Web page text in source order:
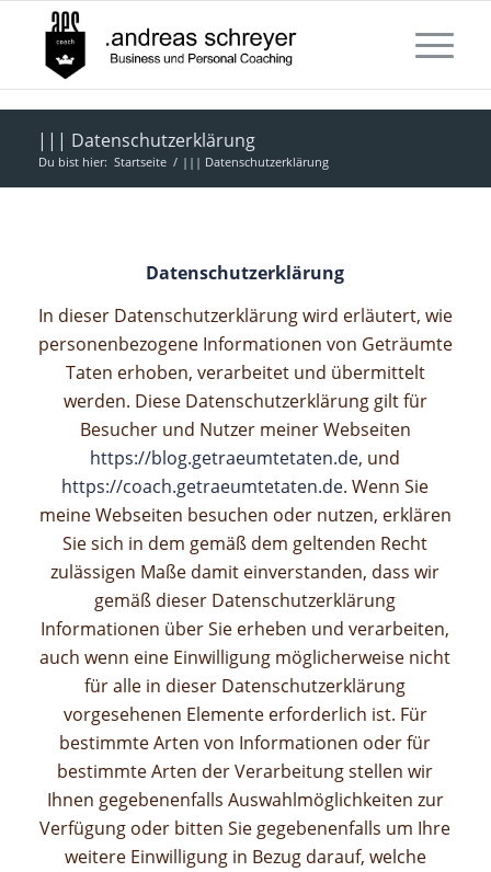
||| Datenschutzerklärung
Du bist hier: Startseite / ||| Datenschutzerklärung
Datenschutzerklärung
In dieser Datenschutzerklärung wird erläutert, wie
personenbezogene Informationen von Geträumte
Taten erhoben, verarbeitet und übermittelt
werden. Diese Datenschutzerklärung gilt für
Besucher und Nutzer meiner Webseiten
https://blog.getraeumtetaten.de, und
https://coach.getraeumtetaten.de. Wenn Sie
meine Webseiten besuchen oder nutzen, erklären
Sie sich in dem gemäß dem geltenden Recht
zulässigen Maße damit einverstanden, dass wir
gemäß dieser Datenschutzerklärung
Informationen über Sie erheben und verarbeiten,
auch wenn eine Einwilligung möglicherweise nicht
für alle in dieser Datenschutzerklärung
vorgesehenen Elemente erforderlich ist. Für
bestimmte Arten von Informationen oder für
bestimmte Arten der Verarbeitung stellen wir
Ihnen gegebenenfalls Auswahlmöglichkeiten zur
Verfügung oder bitten Sie gegebenenfalls um Ihre
weitere Einwilligung in Bezug darauf, welche